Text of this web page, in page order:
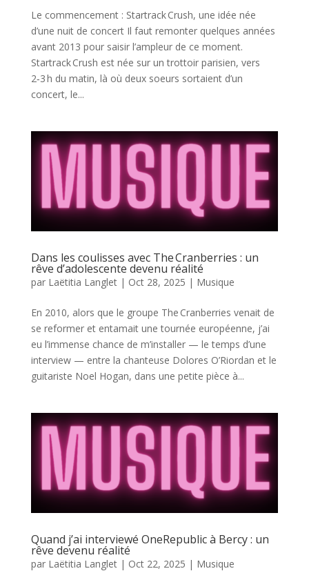
Le commencement : Startrack Crush, une idée née
d’une nuit de concert Il faut remonter quelques années
avant 2013 pour saisir l’ampleur de ce moment.
Startrack Crush est née sur un trottoir parisien, vers
2‑3 h du matin, là où deux soeurs sortaient d’un
concert, le...
Dans les coulisses avec The Cranberries : un
rêve d’adolescente devenu réalité
par Laëtitia Langlet| Oct 28, 2025 | Musique
En 2010, alors que le groupe The Cranberries venait de
se reformer et entamait une tournée européenne, j’ai
eu l’immense chance de m’installer — le temps d’une
interview — entre la chanteuse Dolores O’Riordan et le
guitariste Noel Hogan, dans une petite pièce à...
Quand j’ai interviewé OneRepublic à Bercy : un
rêve devenu réalité
par Laëtitia Langlet| Oct 22, 2025 | Musique